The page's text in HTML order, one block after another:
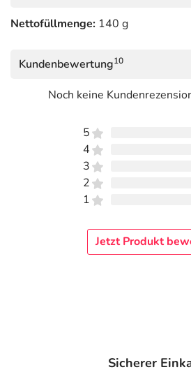
Nettofüllmenge: 140 g
Kundenbewertung10
Noch keine
5
4
3
2
1
Jetzt Produkt
Sicherer